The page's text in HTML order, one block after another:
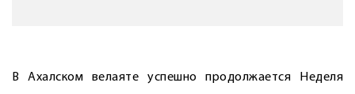
В Ахалском велаяте успешно продолжается Неделя